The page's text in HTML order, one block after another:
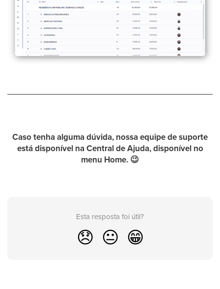
Caso tenha alguma dúvida, nossa equipe de suporte
está disponível naCentral de Ajuda, disponível no
menu Home. 😉
Esta resposta foi útil?
😞 😐 😁